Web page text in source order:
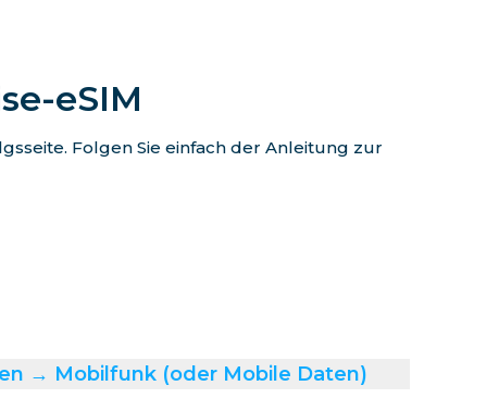
eSIM
Folgen Sie einfach der Anleitung zur
→ Mobilfunk (oder Mobile Daten)